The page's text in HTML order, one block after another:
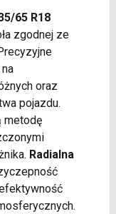
65 R18
zgodnej ze
oraz
pojazdu.
metodę
Radialna